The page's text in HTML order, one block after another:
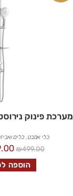
מערכת פינוק
כלי אמבט,כלים
₪499.00
הוספה